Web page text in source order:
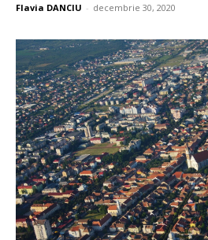
Flavia DANCIU - decembrie 30, 2020